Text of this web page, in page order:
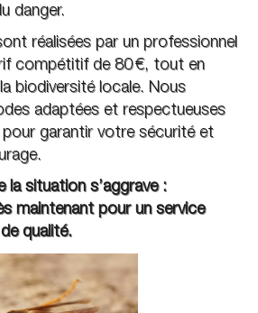
danger.
réalisées par un professionnel
compétitif de 80 €, tout en
biodiversité locale. Nous
adaptées et respectueuses
pour garantir votre sécurité et
la situation s’aggrave :
maintenant pour un service
qualité.